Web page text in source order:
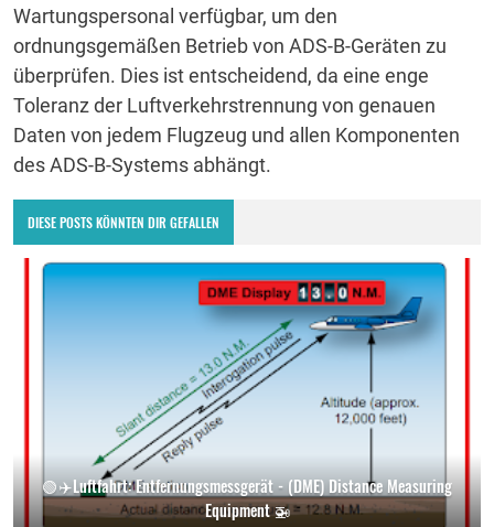
Wartungspersonal verfügbar, um den
ordnungsgemäßen Betrieb von ADS-B-Geräten zu
überprüfen. Dies ist entscheidend, da eine enge
Toleranz der Luftverkehrstrennung von genauen
Daten von jedem Flugzeug und allen Komponenten
des ADS-B-Systems abhängt.
DIESE POSTS KÖNNTEN DIR GEFALLEN
🟢 ✈️ Luftfahrt: Entfernungsmessgerät - (DME) Distance Measuring
Equipment 🚁